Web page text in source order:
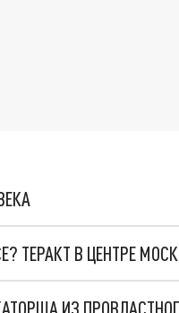
ТЕРАКТ В ЦЕНТРЕ